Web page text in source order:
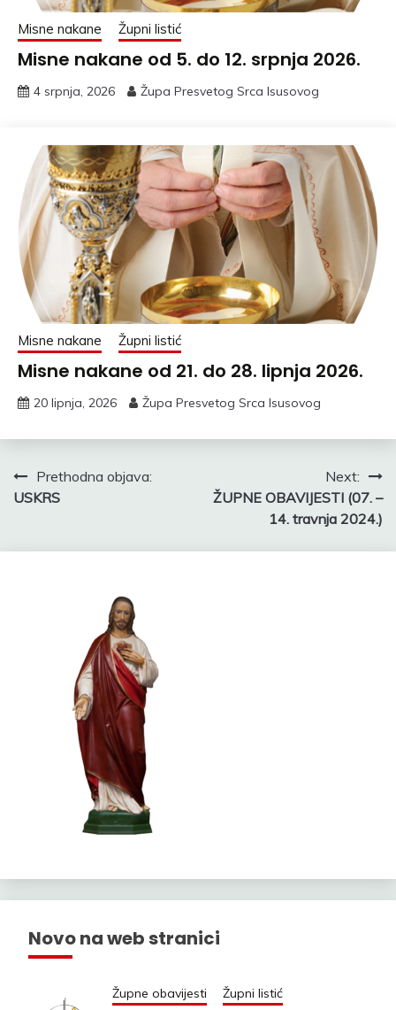
Misne nakane Župni listić
Misne nakane od 5. do 12. srpnja 2026.
4 srpnja, 2026 Župa Presvetog Srca Isusovog
Misne nakane Župni listić
Misne nakane od 21. do 28. lipnja 2026.
20 lipnja, 2026 Župa Presvetog Srca Isusovog
Navigacija
objava
Prethodna objava:
USKRS
Next:
ŽUPNE OBAVIJESTI (07. –
14. travnja 2024.)
Novo na web stranici
Župne obavijesti Župni listić